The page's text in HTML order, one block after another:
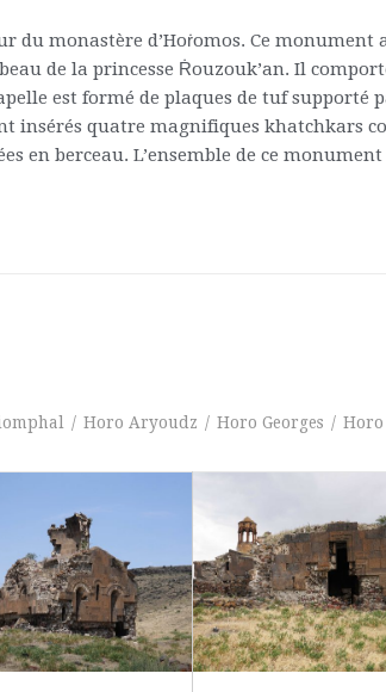
monastère d’Hoṙomos. Ce monument
de la princesse Ṙouzouk’an. Il
est formé de plaques de tuf supporté
insérés quatre magnifiques khatchkars
en berceau. L’ensemble de ce
/ Horo Aryoudz / Horo Georges / Horo